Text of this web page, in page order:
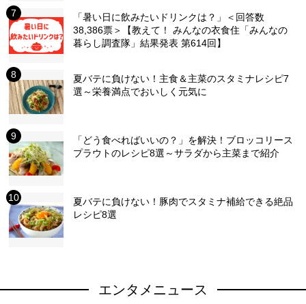
「暑い日に飲みたいドリンクは？」＜回答数
38,386票＞【教えて！ みんなの衣食住「みんなの
暮らし調査隊」結果発表 第614回】
夏バテに負けない！主食＆主菜のスタミナレシピ7
選～栄養満点でおいしく元気に
「どう食べればいいの？」を解決！ブロッコリース
プラウトのレシピ8選～サラダから主菜まで紹介
夏バテに負けない！豚肉でスタミナ補給できる絶品
レシピ8選
エンタメニュース